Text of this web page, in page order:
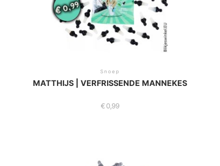
Snoep
MATTHIJS | VERFRISSENDE MANNEKES
€ 0,99